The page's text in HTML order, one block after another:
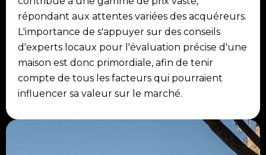
répondant aux attentes variées des acquéreurs.
L'importance de s'appuyer sur des conseils
d'experts locaux pour l'évaluation précise d'une
maison est donc primordiale, afin de tenir
compte de tous les facteurs qui pourraient
influencer sa valeur sur le marché.